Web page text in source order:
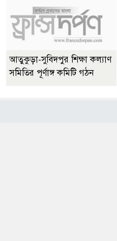
আতুকুড়া-সুবিদপুর শিক্ষা কল্যাণ
সমিতির পূর্ণাঙ্গ কমিটি গঠন